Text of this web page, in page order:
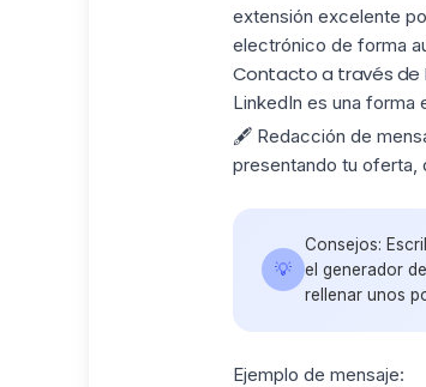
extensión excelente
electrónico de forma
Contacto a través de
LinkedIn es una
🖋️ Redacción de
presentando tu oferta,
💡
Consejos:
el generador
rellenar unos
Ejemplo de mensaje: